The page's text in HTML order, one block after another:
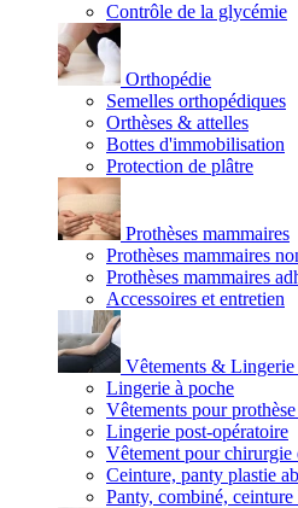
Contrôle de la glycémie
Orthopédie
Semelles orthopédiques
Orthèses & attelles
Bottes d'immobilisation
Protection de plâtre
Prothèses mammaires
Prothèses mammaires
Prothèses mammaires
Accessoires et entretien
Vêtements & Lingerie
Lingerie à poche
Vêtements pour
Lingerie post-opératoire
Vêtement pour chirurgie
Ceinture, panty plastie
Panty, combiné,